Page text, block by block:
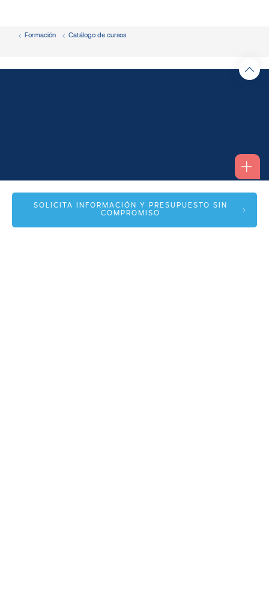
SOLICITA INFORMACIÓN Y PRESUPUESTO SIN
COMPROMISO
Formación Catálogo de cursos
Alfonso I, 17 Planta 1ª